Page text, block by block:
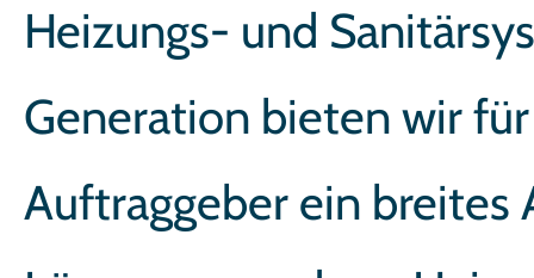
Heizungs- und
Generation bieten wir
Auftraggeber ein